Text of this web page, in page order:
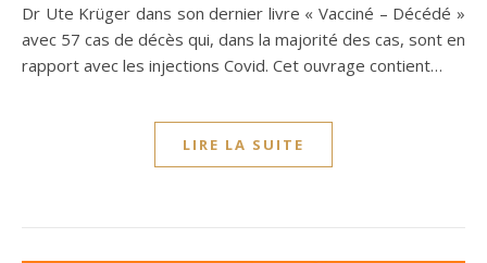
Dr Ute Krüger dans son dernier livre « Vacciné – Décédé »
avec 57 cas de décès qui, dans la majorité des cas, sont en
rapport avec les injections Covid. Cet ouvrage contient…
LIRE LA SUITE